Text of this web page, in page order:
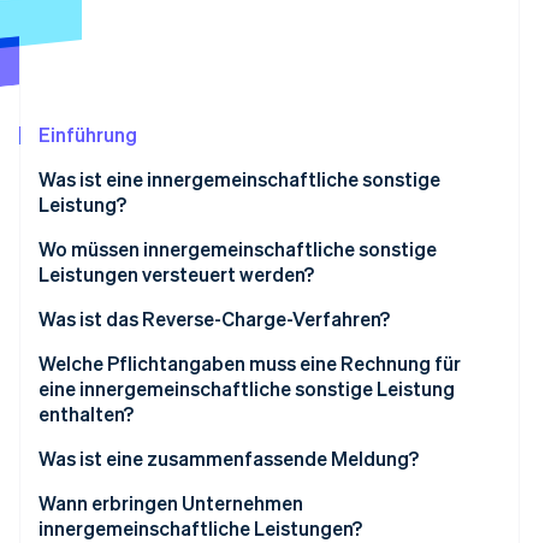
Climate
Online-Identitätsprüfung
Stripe-Sessions 2026
Erfahren Sie, wie Stripe Lösungen für
Jetzt ansehen
Einführung
Was ist eine innergemeinschaftliche sonstige
Leistung?
Wo müssen innergemeinschaftliche sonstige
Leistungen versteuert werden?
Was ist das Reverse-Charge-Verfahren?
Abweichende Regelungen zum Leistungsort
Welche Pflichtangaben muss eine Rechnung für
eine innergemeinschaftliche sonstige Leistung
enthalten?
Rechnungshinweise in den Amtssprachen der EU
Was ist eine zusammenfassende Meldung?
Wann erbringen Unternehmen
innergemeinschaftliche Leistungen?